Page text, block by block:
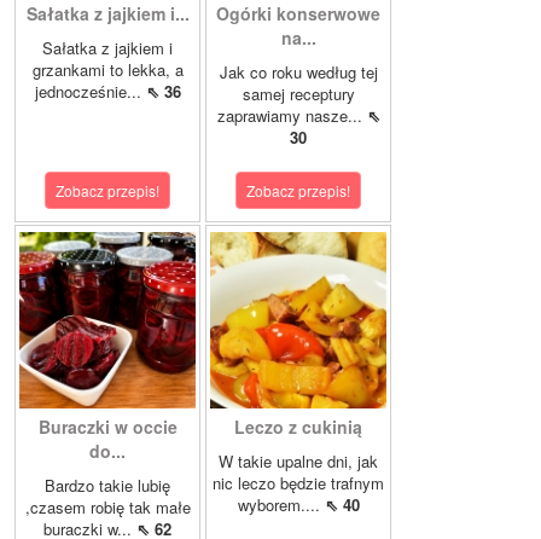
Sałatka z jajkiem i...
Sałatka z jajkiem i
grzankami to lekka, a
jednocześnie... ⇖ 36
Zobacz przepis!
Ogórki konserwowe
na...
Jak co roku według tej
samej receptury
zaprawiamy nasze... ⇖
30
Zobacz przepis!
Buraczki w occie
do...
Bardzo takie lubię
,czasem robię tak małe
buraczki w... ⇖ 62
Leczo z cukinią
W takie upalne dni, jak
nic leczo będzie trafnym
wyborem.... ⇖ 40